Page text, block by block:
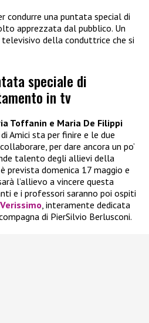
condurre una puntata special di
apprezzata dal pubblico. Un
della conduttrice che si
speciale di
in tv
Toffanin e Maria De Filippi
Amici sta per finire e le due
per dare ancora un po’
talento degli allievi della
è prevista domenica 17 maggio e
l’allievo a vincere questa
e i professori saranno poi ospiti
Verissimo, interamente dedicata
di PierSilvio Berlusconi.